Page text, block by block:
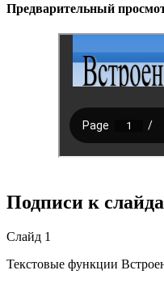
Предварительный
Подписи к
Слайд 1
Текстовые функции